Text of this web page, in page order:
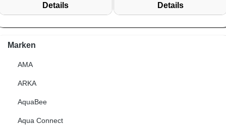
Details Details
Marken
AMA
ARKA
AquaBee
Aqua Connect